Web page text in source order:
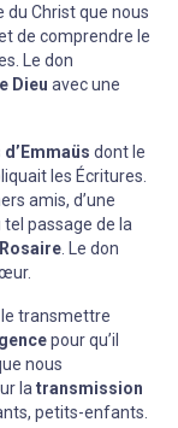
du Christ que nous
de comprendre le
Le don
Dieu avec une
dont le
les Écritures.
amis, d’une
passage de la
. Le don
le transmettre
pour qu’il
nous
latransmission
petits-enfants.